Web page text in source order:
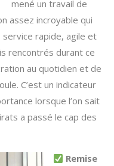
mené un travail de
assez incroyable qui
service rapide, agile et
rencontrés durant ce
au quotidien et de
C’est un indicateur
lorsque l’on sait
a passé le cap des
Remise